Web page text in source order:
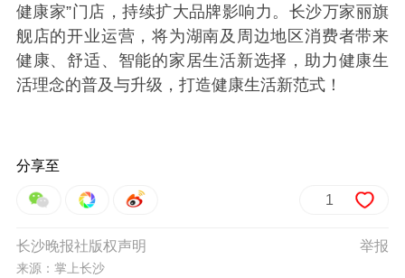
健康家”门店，持续扩大品牌影响力。长沙万家丽旗
舰店的开业运营，将为湖南及周边地区消费者带来
健康、舒适、智能的家居生活新选择，助力健康生
活理念的普及与升级，打造健康生活新范式！
分享至
1
举报
长沙晚报社版权声明
来源：掌上长沙